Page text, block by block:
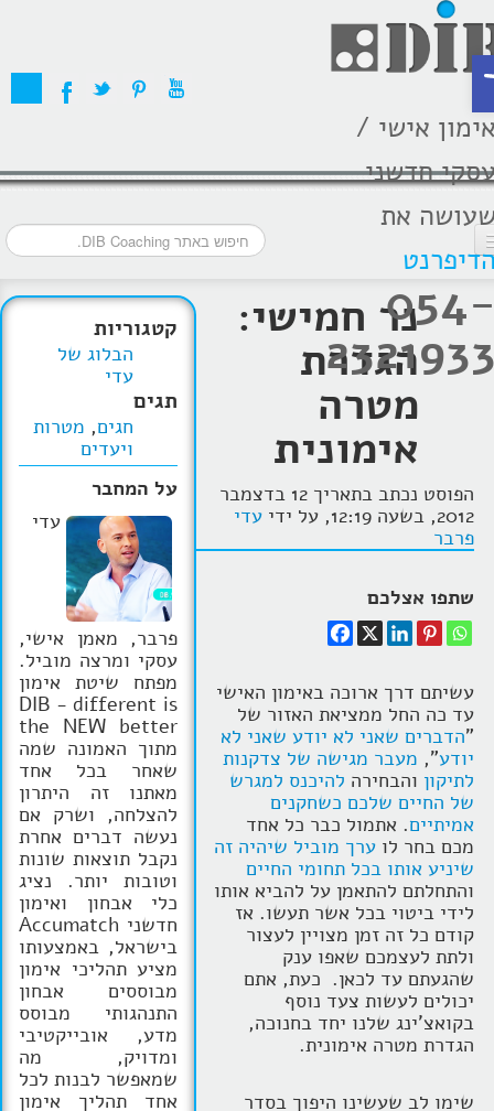
אישי /
חדשני
את
מסלולי אימון
הרצאות
יצירת קשר
קטגוריות
הבלוג של
עדי
תגים
חגים, מטרות
ויעדים
על המחבר
עדי
פרבר, מאמן אישי,
עסקי ומרצה מוביל.
מפתח שיטת אימון
DIB - different is
the NEW better
מתוך האמונה שמה
שאחר בכל אחד
מאתנו זה היתרון
להצלחה, ושרק אם
נעשה דברים אחרת
נקבל תוצאות שונות
וטובות יותר. נציג
כלי אבחון ואימון
חדשני Accumatch
בישראל, באמצעותו
מציע תהליכי אימון
מבוססים אבחון
התנהגותי מבוסס
מדע, אובייקטיבי
ומדויק, מה
שמאפשר לבנות לכל
אחד תהליך אימון
נר חמישי:
הגדרת
מטרה
אימונית
הפוסט נכתב בתאריך 12 בדצמבר
2012, בשעה 12:19, על ידי
עדי
פרבר
שתפו אצלכם
עשיתם דרך ארוכה באימון האישי
עד כה החל ממציאת האזור של
"הדברים שאני לא יודע שאני לא
יודע", מעבר מגישה של צדקנות
לתיקון והבחירה להיכנס למגרש
של החיים שלכם כשחקנים
אמיתיים. אתמול כבר כל אחד
מכם בחר לו ערך מוביל שיהיה זה
שיניע אותו בכל תחומי החיים
והתחלתם להתאמן על להביא אותו
לידי ביטוי בכל אשר תעשו. אז
קודם כל זה זמן מצויין לעצור
ולתת לעצמכם שאפו ענק
שהגעתם עד לכאן. כעת, אתם
יכולים לעשות צעד נוסף
בקואצ'ינג שלנו יחד בחנוכה,
הגדרת מטרה אימונית.
שימו לב שעשינו היפוך בסדר